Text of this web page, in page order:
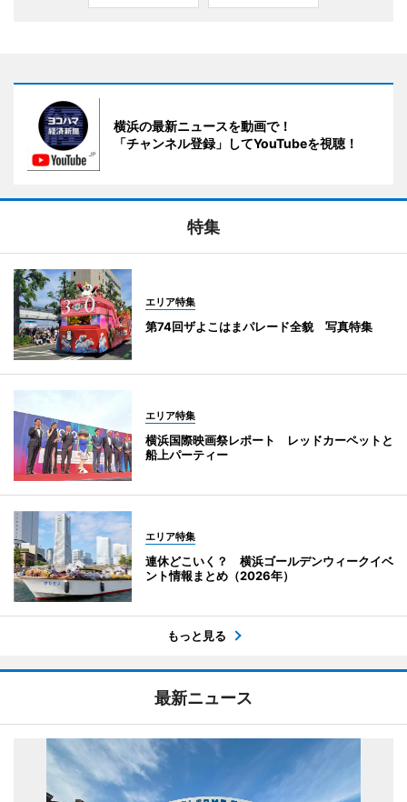
横浜の最新ニュースを動画で！
「チャンネル登録」してYouTubeを視聴！
特集
エリア特集
第74回ザよこはまパレード全貌 写真特集
エリア特集
横浜国際映画祭レポート レッドカーペットと
船上パーティー
エリア特集
連休どこいく？ 横浜ゴールデンウィークイベ
ント情報まとめ（2026年）
もっと見る
最新ニュース